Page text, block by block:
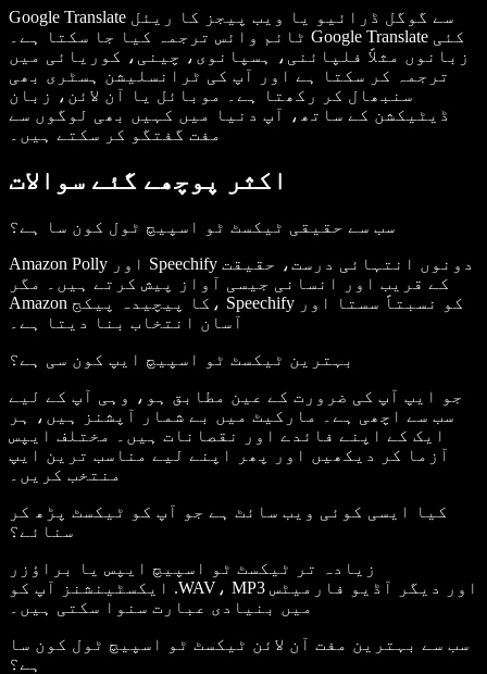
Google Translate سے گوگل ڈرائیو یا ویب پیجز کا ریئل
ٹائم وائس ترجمہ کیا جا سکتا ہے۔ Google Translate کئی
زبانوں مثلاً فلپائنی، ہسپانوی، چینی، کوریائی میں
ترجمہ کر سکتا ہے اور آپ کی ٹرانسلیشن ہسٹری بھی
سنبھال کر رکھتا ہے۔ موبائل یا آن لائن، زبان
ڈیٹیکشن کے ساتھ، آپ دنیا میں کہیں بھی لوگوں سے
مفت گفتگو کر سکتے ہیں۔
اکثر پوچھے گئے سوالات
سب سے حقیقی ٹیکسٹ ٹو اسپیچ ٹول کون سا ہے؟
Amazon Polly اور Speechify دونوں انتہائی درست، حقیقت
کے قریب اور انسانی جیسی آواز پیش کرتے ہیں۔ مگر
Amazon کا پیچیدہ پیکج، Speechify کو نسبتاً سستا اور
آسان انتخاب بنا دیتا ہے۔
بہترین ٹیکسٹ ٹو اسپیچ ایپ کون سی ہے؟
جو ایپ آپ کی ضرورت کے عین مطابق ہو، وہی آپ کے لیے
سب سے اچھی ہے۔ مارکیٹ میں بے شمار آپشنز ہیں، ہر
ایک کے اپنے فائدے اور نقصانات ہیں۔ مختلف ایپس
آزما کر دیکھیں اور پھر اپنے لیے مناسب ترین ایپ
منتخب کریں۔
کیا ایسی کوئی ویب سائٹ ہے جو آپ کو ٹیکسٹ پڑھ کر
سنائے؟
زیادہ تر ٹیکسٹ ٹو اسپیچ ایپس یا براؤزر
ایکسٹینشنز آپ کو .WAV، MP3 اور دیگر آڈیو فارمیٹس
میں بنیادی عبارت سنوا سکتی ہیں۔
سب سے بہترین مفت آن لائن ٹیکسٹ ٹو اسپیچ ٹول کون سا
ہے؟